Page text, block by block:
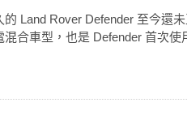
的 Land Rover Defender 至今還
混合車型，也是 Defender 首次